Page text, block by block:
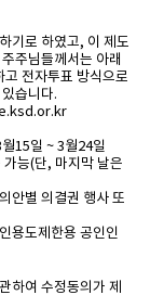
기로 하였고, 이 제도
주님들께서는 아래
전자투표 방식으로
습니다.
15일 ~ 3월24일
능(단, 마지막 날은
안별 의결권 행사 또
용도제한용 공인인
하여 수정동의가 제